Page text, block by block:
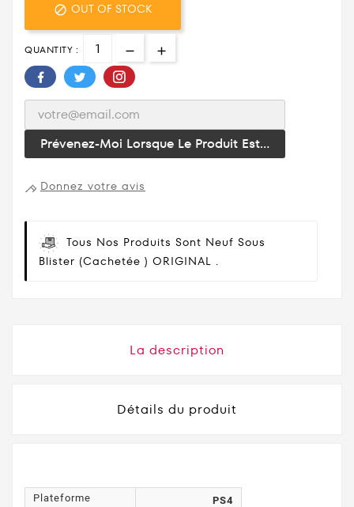
 OUT OF STOCK
QUANTITY :
Prévenez-Moi Lorsque Le Produit Est...
Donnez votre avis
Tous Nos Produits Sont Neuf Sous
Blister (cachetée ) ORIGINAL .
La description
Détails du produit
Plateforme
PS4